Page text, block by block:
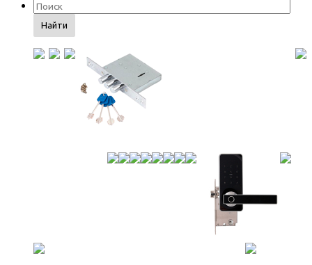
Найти